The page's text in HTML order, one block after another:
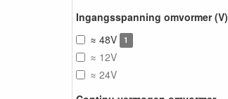
Ingangsspanning omvormer (V)
≈ 48V
1
≈ 12V
≈ 24V